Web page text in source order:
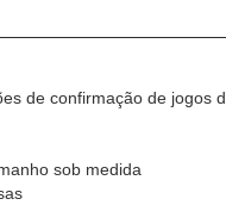
de confirmação de jogos
sob medida